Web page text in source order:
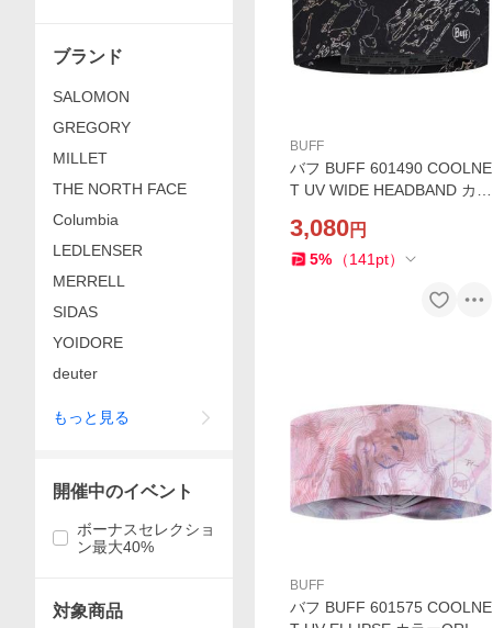
BUFF
バフ BUFF 601490 COOLNE
T UV WIDE HEADBAND カラ
ド UPF50 ランニング ジム
ヨガ ストレッチ スポーツ
3,080円
5% （141 pt）
BUFF
バフ BUFF 601575 COOLNE
ブランド
SALOMON
GREGORY
MILLET
THE NORTH FACE
Columbia
LEDLENSER
MERRELL
SIDAS
YOIDORE
deuter
もっと見る
開催中のイベント
ボーナスセレクショ
ン最大40%
対象商品